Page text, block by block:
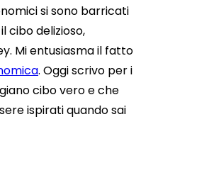
si sono barricati
cibo delizioso,
Mi entusiasma il fatto
. Oggi scrivo per i
cibo vero e che
ispirati quando sai